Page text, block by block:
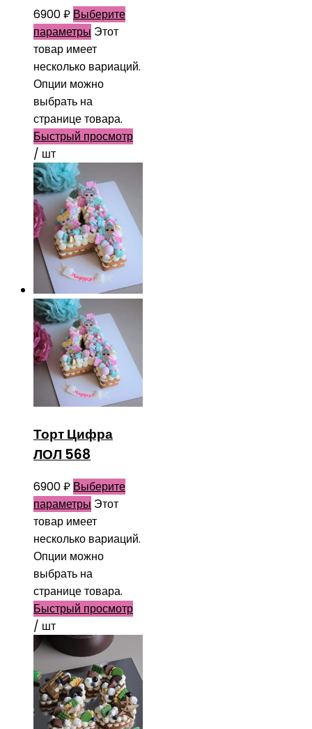
6900₽ Выберите
параметры Этот
товар имеет
несколько вариаций.
Опции можно
выбрать на
странице товара.
Быстрый просмотр
/ шт
Торт Цифра
ЛОЛ 568
6900₽ Выберите
параметры Этот
товар имеет
несколько вариаций.
Опции можно
выбрать на
странице товара.
Быстрый просмотр
/ шт